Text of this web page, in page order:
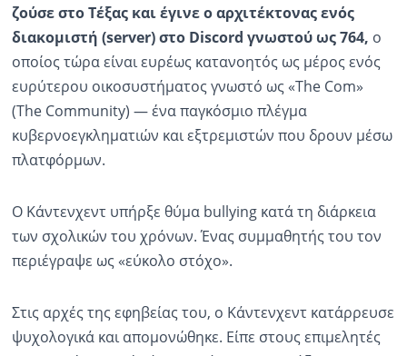
ζούσε στο Τέξας και έγινε ο αρχιτέκτονας ενός
διακομιστή (server) στο Discord γνωστού ως 764, ο
οποίος τώρα είναι ευρέως κατανοητός ως μέρος ενός
ευρύτερου οικοσυστήματος γνωστό ως «The Com»
(The Community) — ένα παγκόσμιο πλέγμα
κυβερνοεγκληματιών και εξτρεμιστών που δρουν μέσω
πλατφόρμων.
Ο Κάντενχεντ υπήρξε θύμα bullying κατά τη διάρκεια
των σχολικών του χρόνων. Ένας συμμαθητής του τον
περιέγραψε ως «εύκολο στόχο».
Στις αρχές της εφηβείας του, ο Κάντενχεντ κατάρρευσε
ψυχολογικά και απομονώθηκε. Είπε στους επιμελητές